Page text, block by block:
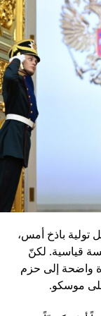
تولية باذخ أمس،
قياسية. لكنّ
واضحة إلى حزم
موسكو.